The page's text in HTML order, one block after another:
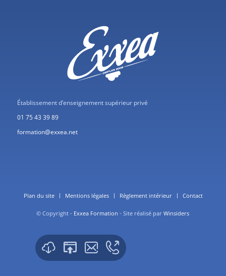
Établissement d’enseignement supérieur privé
01 75 43 39 89
formation@exxea.net
© Copyright - Exxea Formation - Site réalisé parWinsiders
Plan du site Mentions légales Règlement intérieur Contact